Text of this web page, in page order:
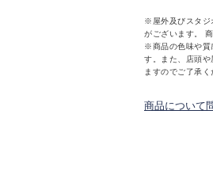
※屋外及びスタジ
がございます。
※商品の色味や質
す。また、店頭
ますのでご了承く
商品について